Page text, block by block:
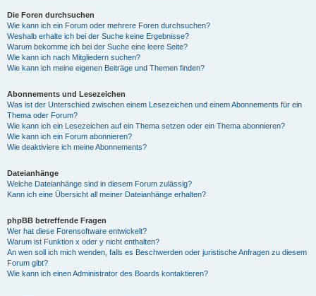
Die Foren durchsuchen
Wie kann ich ein Forum oder mehrere Foren durchsuchen?
Weshalb erhalte ich bei der Suche keine Ergebnisse?
Warum bekomme ich bei der Suche eine leere Seite?
Wie kann ich nach Mitgliedern suchen?
Wie kann ich meine eigenen Beiträge und Themen finden?
Abonnements und Lesezeichen
Was ist der Unterschied zwischen einem Lesezeichen und einem Abonnements für ein
Thema oder Forum?
Wie kann ich ein Lesezeichen auf ein Thema setzen oder ein Thema abonnieren?
Wie kann ich ein Forum abonnieren?
Wie deaktiviere ich meine Abonnements?
Dateianhänge
Welche Dateianhänge sind in diesem Forum zulässig?
Kann ich eine Übersicht all meiner Dateianhänge erhalten?
phpBB betreffende Fragen
Wer hat diese Forensoftware entwickelt?
Warum ist Funktion x oder y nicht enthalten?
An wen soll ich mich wenden, falls es Beschwerden oder juristische Anfragen zu diesem
Forum gibt?
Wie kann ich einen Administrator des Boards kontaktieren?